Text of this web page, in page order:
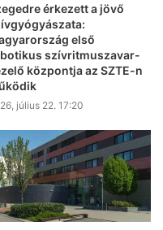
érkezett a jövő
első
szívritmuszavar-
központja az SZTE-n
július 22. 17:20